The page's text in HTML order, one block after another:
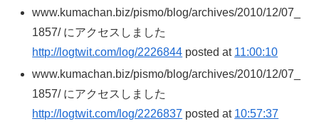
www.kumachan.biz/pismo/blog/archives/2010/12/07_
1857/ にアクセスしました
http://logtwit.com/log/2226844 posted at 11:00:10
www.kumachan.biz/pismo/blog/archives/2010/12/07_
1857/ にアクセスしました
http://logtwit.com/log/2226837 posted at 10:57:37